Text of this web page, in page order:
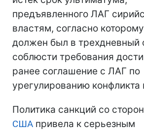
предъявленного ЛАГ
властям, согласно
должен был в трехдневный
соблюсти требования
ранее соглашение с ЛАГ по
урегулированию конфликта
Политика санкций со
США привела к серьезным